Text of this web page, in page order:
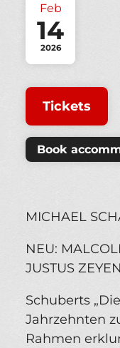
Feb
14
2026
Tickets
Book
MICHAEL
NEU:
JUSTUS
Schuberts
Jahrzehnten
Rahmen